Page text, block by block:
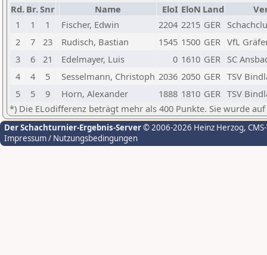
Rd. Br.Snr Name EloI EloN Land
1
1 1 Fischer, Edwin 2204 2215 GER
2
7 23 Rudisch, Bastian 1545 1500 GER VfL
3
6 21 Edelmayer, Luis 0 1610 GER SC
4
4 5 Sesselmann, Christoph 2036 2050 GER TSV
5
5 9 Horn, Alexander 1888 1810 GER TSV
*) Die ELodifferenz beträgt mehr als 400 Punkte. Sie wurde
Der Schachturnier-Ergebnis-Server© 2006-2026 Heinz Herzog,
Impressum / Nutzungsbedingungen